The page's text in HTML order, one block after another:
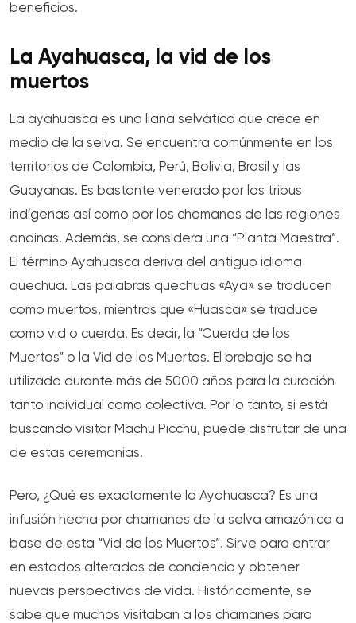
beneficios.
La Ayahuasca, la vid de los
muertos
La ayahuasca es una liana selvática que crece en
medio de la selva. Se encuentra comúnmente en los
territorios de Colombia, Perú, Bolivia, Brasil y las
Guayanas. Es bastante venerado por las tribus
indígenas así como por los chamanes de las regiones
andinas. Además, se considera una “Planta Maestra”.
El término Ayahuasca deriva del antiguo idioma
quechua. Las palabras quechuas «Aya» se traducen
como muertos, mientras que «Huasca» se traduce
como vid o cuerda. Es decir, la “Cuerda de los
Muertos” o la Vid de los Muertos. El brebaje se ha
utilizado durante más de 5000 años para la curación
tanto individual como colectiva. Por lo tanto, si está
buscando visitar Machu Picchu, puede disfrutar de una
de estas ceremonias.
Pero, ¿Qué es exactamente la Ayahuasca? Es una
infusión hecha por chamanes de la selva amazónica a
base de esta “Vid de los Muertos”. Sirve para entrar
en estados alterados de conciencia y obtener
nuevas perspectivas de vida. Históricamente, se
sabe que muchos visitaban a los chamanes para